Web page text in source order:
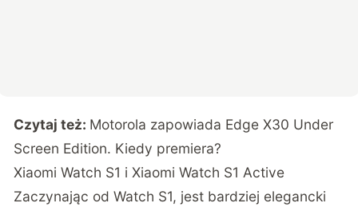
Czytaj też: Motorola zapowiada Edge X30 Under
Screen Edition. Kiedy premiera?
Xiaomi Watch S1 i Xiaomi Watch S1 Active
Zaczynając od Watch S1, jest bardziej elegancki